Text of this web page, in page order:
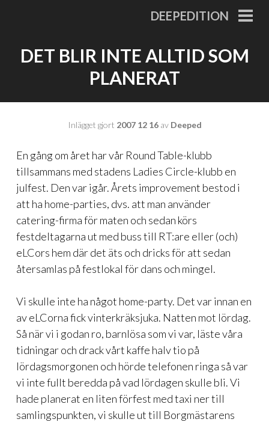
DEEPEDITION
DET BLIR INTE ALLTID SOM
PLANERAT
Inlägget gjort 2007 12 16av Deeped
En gång om året har vår Round Table-klubb
tillsammans med stadens Ladies Circle-klubb en
julfest. Den var igår. Årets improvement bestod i
att ha home-parties, dvs. att man använder
catering-firma för maten och sedan körs
festdeltagarna ut med buss till RT:are eller (och)
eLCors hem där det äts och dricks för att sedan
återsamlas på festlokal för dans och mingel.
Vi skulle inte ha något home-party. Det var innan en
av eLCorna fick vinterkräksjuka. Natten mot lördag.
Så när vi i godan ro, barnlösa som vi var, läste våra
tidningar och drack vårt kaffe halv tio på
lördagsmorgonen och hörde telefonen ringa så var
vi inte fullt beredda på vad lördagen skulle bli. Vi
hade planerat en liten förfest med taxi ner till
samlingspunkten, vi skulle ut till Borgmästarens